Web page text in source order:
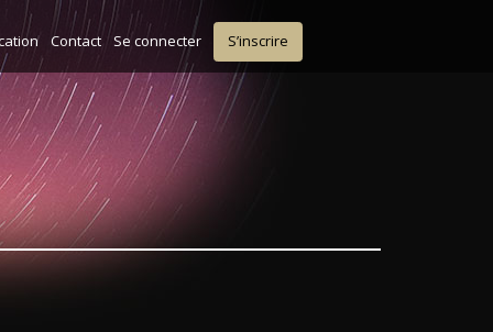
Contact Se connecter S’inscrire